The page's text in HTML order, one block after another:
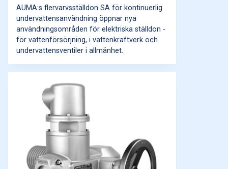
AUMA:s flervarvsställdon SA för kontinuerlig
undervattensanvändning öppnar nya
användningsområden för elektriska ställdon -
för vattenförsörjning, i vattenkraftverk och
undervattensventiler i allmänhet.